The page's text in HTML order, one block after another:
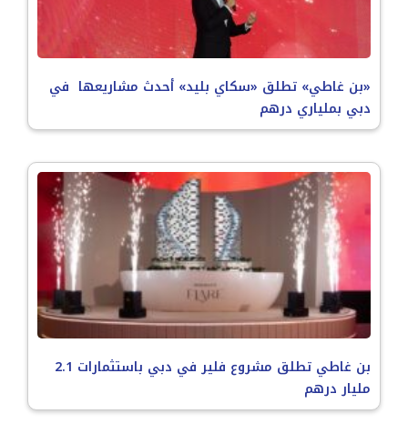
«بن غاطي» تطلق «سكاي بليد» أحدث مشاريعها في
دبي بملياري درهم
بن غاطي تطلق مشروع فلير في دبي باستثمارات 2.1
مليار درهم